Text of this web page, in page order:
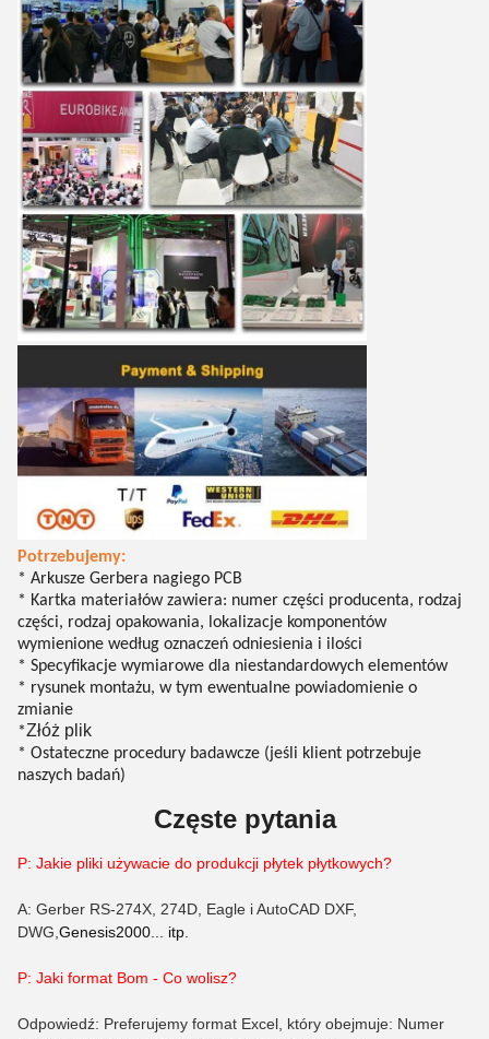
Potrzebujemy:
* Arkusze Gerbera nagiego PCB
* Kartka materiałów zawiera: numer części producenta, rodzaj
części, rodzaj opakowania, lokalizacje komponentów
wymienione według oznaczeń odniesienia i ilości
* Specyfikacje wymiarowe dla niestandardowych elementów
* rysunek montażu, w tym ewentualne powiadomienie o
zmianie
*Złóż plik
* Ostateczne procedury badawcze (jeśli klient potrzebuje
naszych badań)
Częste pytania
P: Jakie pliki używacie do produkcji płytek płytkowych?
A: Gerber RS-274X, 274D, Eagle i AutoCAD DXF,
DWG, Genesis2000... itp.
P: Jaki format Bom - Co wolisz?
Odpowiedź: Preferujemy format Excel, który obejmuje: Numer